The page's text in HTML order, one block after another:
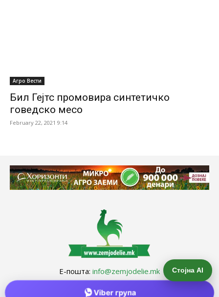
Агро Вести
Бил Гејтс промовира синтетичко
говедско месо
February 22, 2021 9:14
Е-пошта: info@zemjodelie.mk
Тел: +38975383796
Стојна AI
Viber група